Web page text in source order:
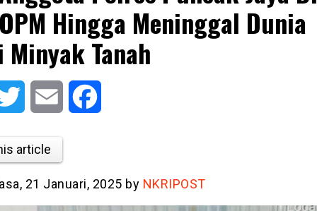
Hingga Meninggal Dunia
Tanah
Twitter Email
article
21 Januari, 2025 by NKRIPOST